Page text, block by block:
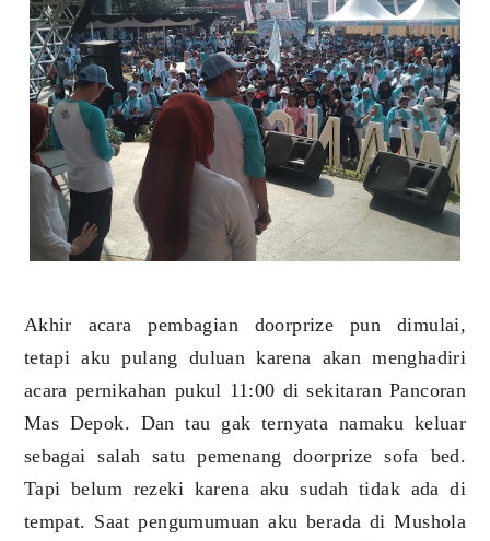
Akhir acara pembagian doorprize pun dimulai,
tetapi aku pulang duluan karena akan menghadiri
acara pernikahan pukul 11:00 di sekitaran Pancoran
Mas Depok. Dan tau gak ternyata namaku keluar
sebagai salah satu pemenang doorprize sofa bed.
Tapi belum rezeki karena aku sudah tidak ada di
tempat. Saat pengumumuan aku berada di Mushola